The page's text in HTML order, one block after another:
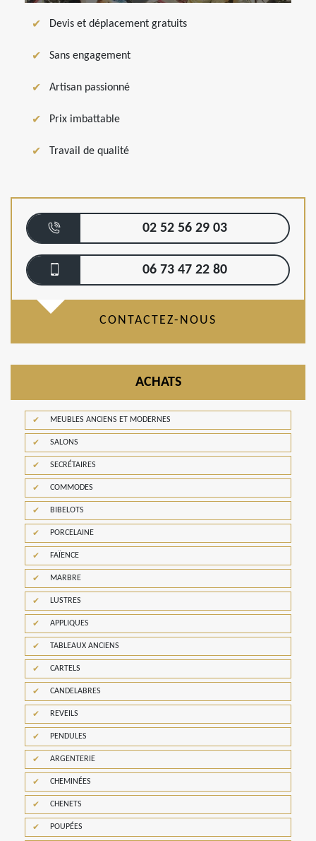
Devis et déplacement gratuits
Sans engagement
Artisan passionné
Prix imbattable
Travail de qualité
02 52 56 29 03
06 73 47 22 80
CONTACTEZ-NOUS
ACHATS
MEUBLES ANCIENS ET MODERNES
SALONS
SECRÉTAIRES
COMMODES
BIBELOTS
PORCELAINE
FAÏENCE
MARBRE
LUSTRES
APPLIQUES
TABLEAUX ANCIENS
CARTELS
CANDELABRES
REVEILS
PENDULES
ARGENTERIE
CHEMINÉES
CHENETS
POUPÉES